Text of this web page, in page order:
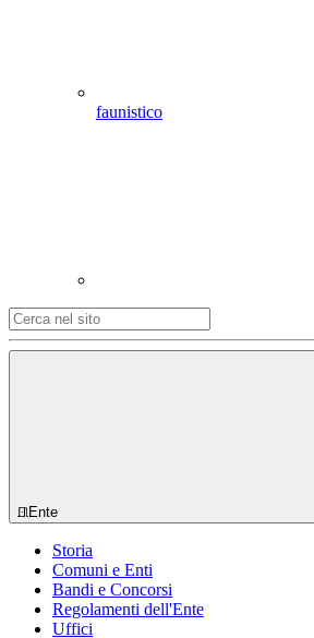
faunistico
Ente
Storia
Comuni e Enti
Bandi e Concorsi
Regolamenti dell'Ente
Uffici